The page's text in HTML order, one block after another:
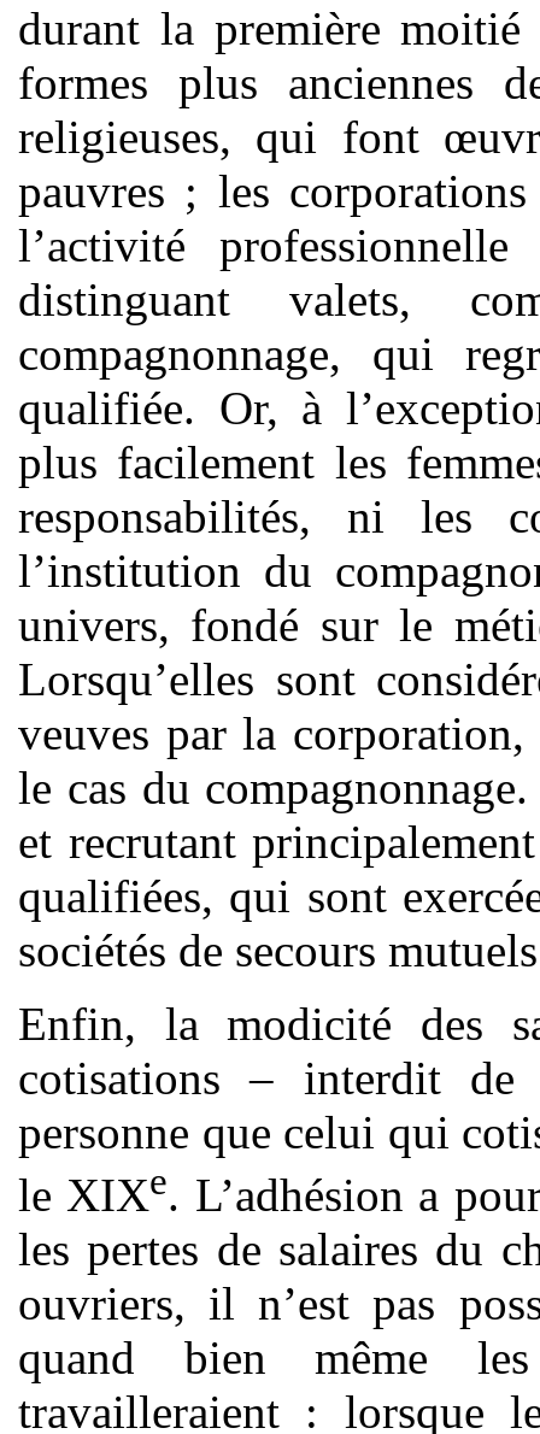
durant la première
formes plus anciennes
religieuses, qui font
pauvres ; les
l’activité
distinguant valets,
compagnonnage, qui
qualifiée. Or, à
plus facilement les
responsabilités, ni les
l’institution du
univers, fondé sur le
Lorsqu’elles sont
veuves par la corporation,
le cas du
et recrutant
qualifiées, qui sont
sociétés de secours
Enfin, la modicité des
cotisations – interdit de
personne que celui qui
le XIXe. L’adhésion a
les pertes de salaires du
ouvriers, il n’est pas
quand bien même
travailleraient : lorsque